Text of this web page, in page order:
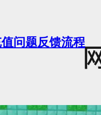
值问题反馈流程